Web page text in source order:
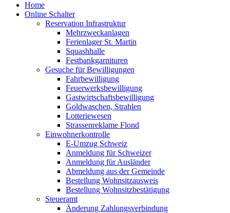
Home
Online Schalter
Reservation Infrastruktur
Mehrzweckanlagen
Ferienlager St. Martin
Squashhalle
Festbankgarnituren
Gesuche für Bewilligungen
Fahrbewilligung
Feuerwerksbewilligung
Gastwirtschaftsbewilligung
Goldwaschen, Strahlen
Lotteriewesen
Strassenreklame Flond
Einwohnerkontrolle
E-Umzug Schweiz
Anmeldung für Schweizer
Anmeldung für Ausländer
Abmeldung aus der Gemeinde
Bestellung Wohnsitzausweis
Bestellung Wohnsitzbestätigung
Steueramt
Änderung Zahlungsverbindung